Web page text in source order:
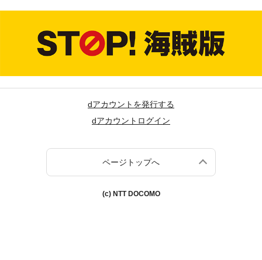
dアカウントを発行する
dアカウントログイン
ページトップへ
(c) NTT DOCOMO